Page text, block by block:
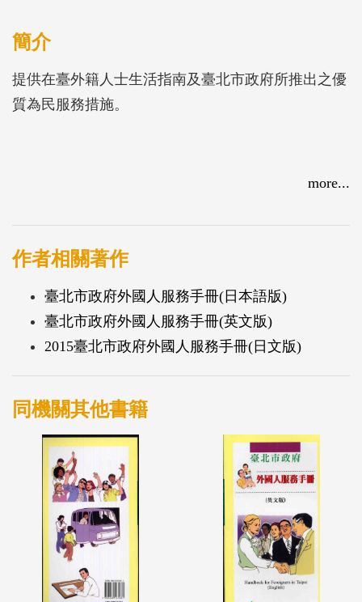
簡介
提供在臺外籍人士生活指南及臺北市政府所推出之優
質為民服務措施。
more...
作者相關著作
臺北市政府外國人服務手冊(日本語版)
臺北市政府外國人服務手冊(英文版)
2015臺北市政府外國人服務手冊(日文版)
同機關其他書籍